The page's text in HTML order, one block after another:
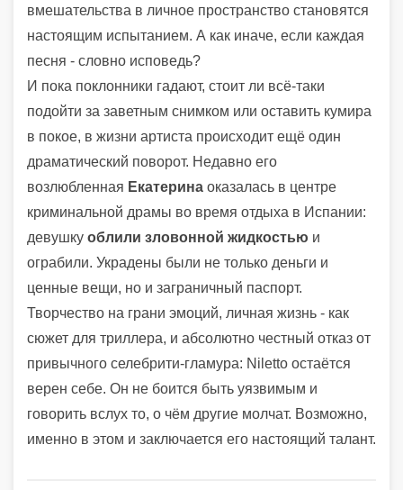
вмешательства в личное пространство становятся
настоящим испытанием. А как иначе, если каждая
песня - словно исповедь?
И пока поклонники гадают, стоит ли всё-таки
подойти за заветным снимком или оставить кумира
в покое, в жизни артиста происходит ещё один
драматический поворот. Недавно его
возлюбленная Екатерина оказалась в центре
криминальной драмы во время отдыха в Испании:
девушку облили зловонной жидкостью и
ограбили. Украдены были не только деньги и
ценные вещи, но и заграничный паспорт.
Творчество на грани эмоций, личная жизнь - как
сюжет для триллера, и абсолютно честный отказ от
привычного селебрити-гламура: Niletto остаётся
верен себе. Он не боится быть уязвимым и
говорить вслух то, о чём другие молчат. Возможно,
именно в этом и заключается его настоящий талант.